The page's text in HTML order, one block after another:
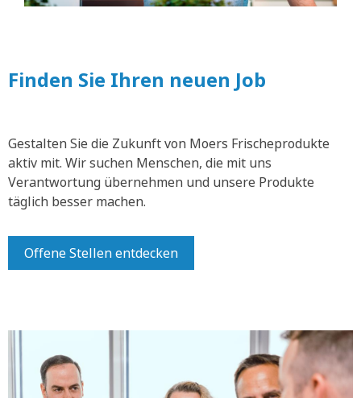
Finden Sie Ihren neuen Job
Gestalten Sie die Zukunft von Moers Frischeprodukte
aktiv mit. Wir suchen Menschen, die mit uns
Verantwortung übernehmen und unsere Produkte
täglich besser machen.
Offene Stellen entdecken